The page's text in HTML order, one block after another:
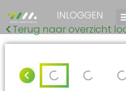
INLOGGEN
Terug naar overzicht